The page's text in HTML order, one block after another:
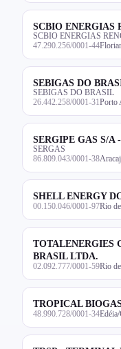
SCBIO ENERGIAS
SCBIO ENERGIAS
47.290.256/0001-44
SEBIGAS DO
SEBIGAS DO BRASIL
26.442.258/0001-31 Porto
SERGIPE GAS S/A
SERGAS
86.809.043/0001-38
SHELL ENERGY
00.150.046/0001-97Rio
TOTALENERGIES
BRASIL LTDA.
02.092.777/0001-59Rio
TROPICAL
48.990.728/0001-34